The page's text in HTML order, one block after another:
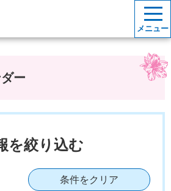
メニュー
ー
を絞り込む
条件をクリア